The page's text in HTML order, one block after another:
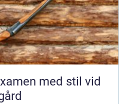
med stil vid